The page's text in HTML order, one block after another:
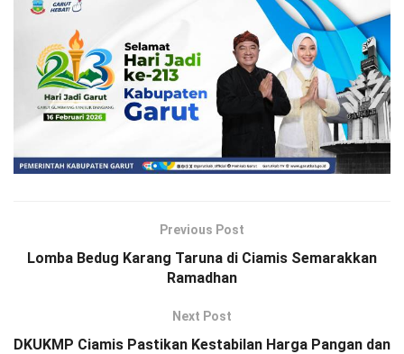
Previous Post
Lomba Bedug Karang Taruna di Ciamis Semarakkan
Ramadhan
Next Post
DKUKMP Ciamis Pastikan Kestabilan Harga Pangan dan